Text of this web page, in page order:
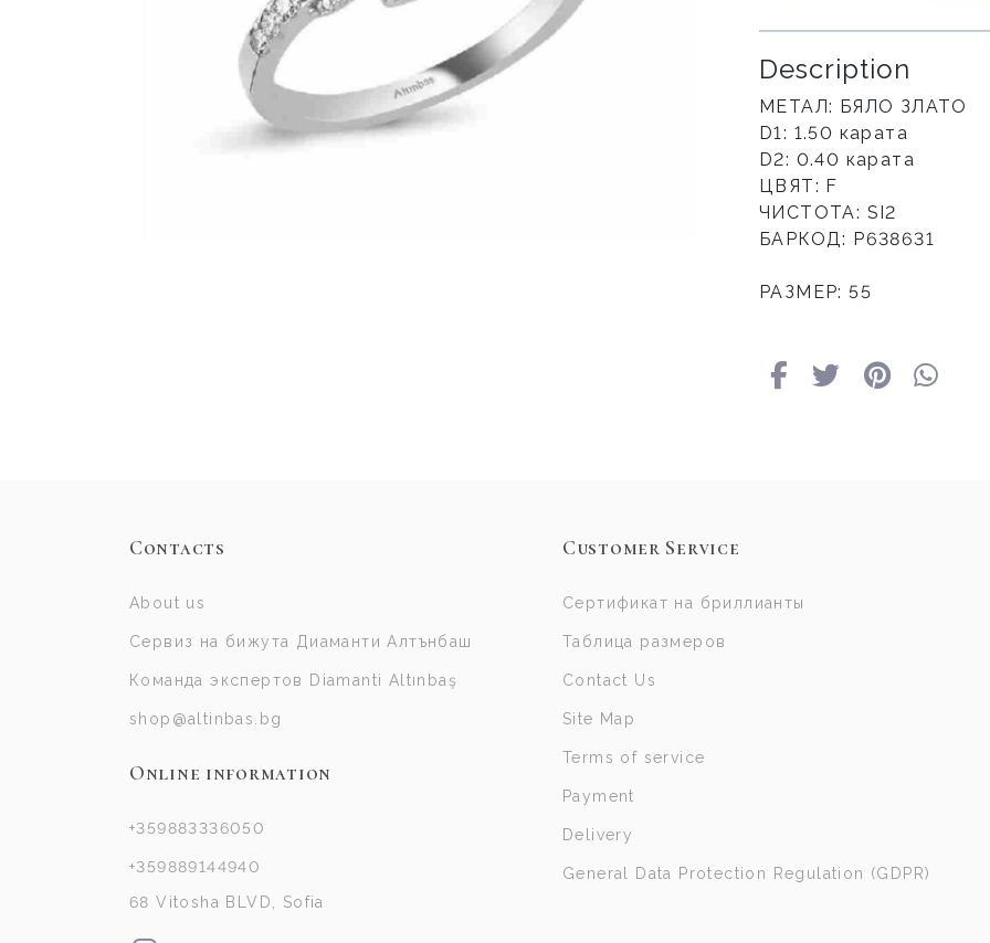
Description
МЕТАЛ: БЯЛО ЗЛАТО
D1: 1.50 карата
D2: 0.40 карата
ЦВЯТ: F
ЧИСТОТА: SI2
БАРКОД: Р638631
РАЗМЕР: 55
Contacts
About us
Сервиз на бижута Диаманти Алтънбаш
Команда экспертов Diamanti Altınbaş
shop@altinbas.bg
Online information
+359883336050
+359889144940
68 Vitosha BLVD, Sofia
Customer Service
Сертификат на бриллианты
Таблица размеров
Contact Us
Site Map
Terms of service
Payment
Delivery
General Data Protection Regulation (GDPR)